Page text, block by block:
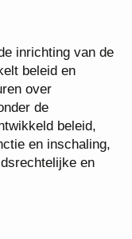
inrichting van de
beleid en
over
de
beleid,
en inschaling,
en